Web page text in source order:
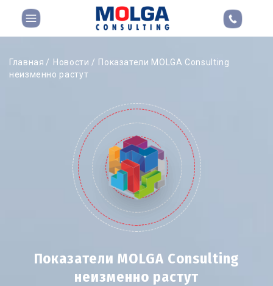
Главная Новости
Показатели MOLGA Consulting
неизменно растут
Показатели MOLGA Consulting
неизменно растут